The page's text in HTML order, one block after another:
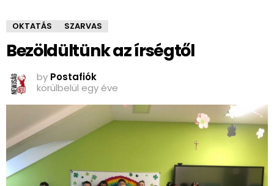
OKTATÁS SZARVAS
Bezöldültünk az írségtől
by Postafiók
körülbelül egy éve